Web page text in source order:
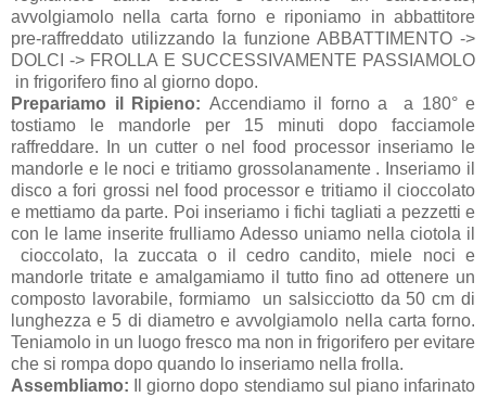
avvolgiamolo nella carta forno e riponiamo in abbattitore
pre-raffreddato utilizzando la funzione ABBATTIMENTO ->
DOLCI -> FROLLA E SUCCESSIVAMENTE PASSIAMOLO
in frigorifero fino al giorno dopo.
Prepariamo il Ripieno: Accendiamo il forno a
a 180° e
tostiamo le mandorle per 15 minuti dopo facciamole
raffreddare. In un cutter o nel food processor inseriamo le
mandorle e le noci e tritiamo grossolanamente . Inseriamo il
disco a fori grossi nel food processor e tritiamo il cioccolato
e mettiamo da parte. Poi inseriamo i fichi tagliati a pezzetti e
con le lame inserite frulliamo Adesso uniamo nella ciotola il
cioccolato, la zuccata o il cedro candito, miele noci e
mandorle tritate e amalgamiamo il tutto fino ad ottenere un
composto lavorabile, formiamo un salsicciotto da 50 cm di
lunghezza e 5 di diametro e avvolgiamolo nella carta forno.
Teniamolo in un luogo fresco ma non in frigorifero per evitare
che si rompa dopo quando lo inseriamo nella frolla.
Assembliamo:
Il giorno dopo stendiamo sul piano infarinato